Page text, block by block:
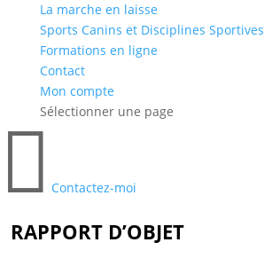
La marche en laisse
Sports Canins et Disciplines Sportives
Formations en ligne
Contact
Mon compte
Sélectionner une page
 Contactez-moi
RAPPORT D’OBJET